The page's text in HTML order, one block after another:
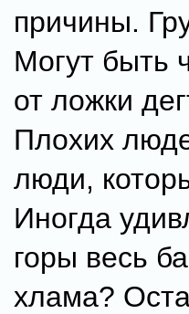
причины.
Могут быть
от ложки
Плохих
люди,
Иногда
горы весь
хлама?